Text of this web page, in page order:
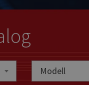
Modell